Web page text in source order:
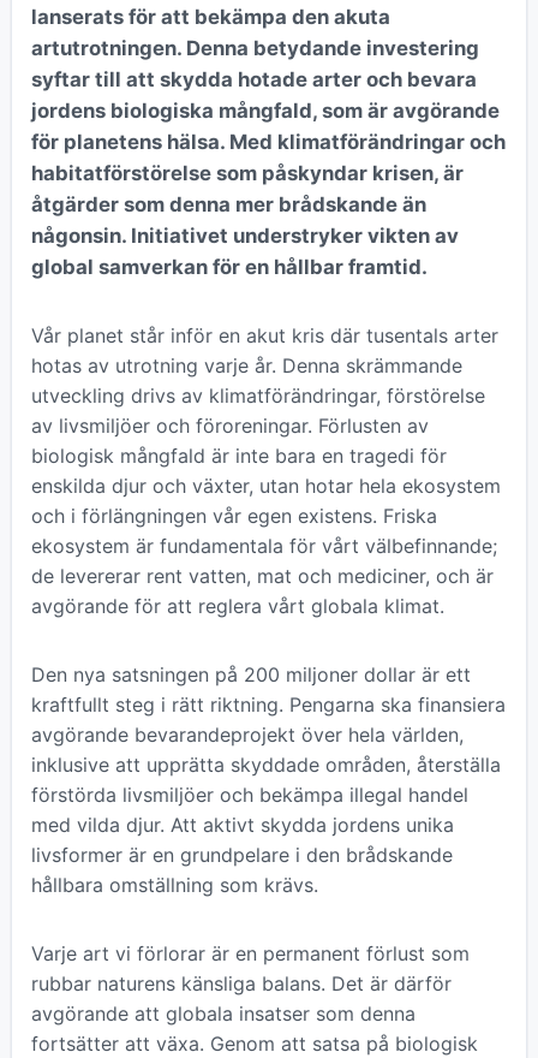
lanserats för att bekämpa den akuta
artutrotningen. Denna betydande investering
syftar till att skydda hotade arter och bevara
jordens biologiska mångfald, som är avgörande
för planetens hälsa. Med klimatförändringar och
habitatförstörelse som påskyndar krisen, är
åtgärder som denna mer brådskande än
någonsin. Initiativet understryker vikten av
global samverkan för en hållbar framtid.
Vår planet står inför en akut kris där tusentals arter
hotas av utrotning varje år. Denna skrämmande
utveckling drivs av klimatförändringar, förstörelse
av livsmiljöer och föroreningar. Förlusten av
biologisk mångfald är inte bara en tragedi för
enskilda djur och växter, utan hotar hela ekosystem
och i förlängningen vår egen existens. Friska
ekosystem är fundamentala för vårt välbefinnande;
de levererar rent vatten, mat och mediciner, och är
avgörande för att reglera vårt globala klimat.
Den nya satsningen på 200 miljoner dollar är ett
kraftfullt steg i rätt riktning. Pengarna ska finansiera
avgörande bevarandeprojekt över hela världen,
inklusive att upprätta skyddade områden, återställa
förstörda livsmiljöer och bekämpa illegal handel
med vilda djur. Att aktivt skydda jordens unika
livsformer är en grundpelare i den brådskande
hållbara omställning som krävs.
Varje art vi förlorar är en permanent förlust som
rubbar naturens känsliga balans. Det är därför
avgörande att globala insatser som denna
fortsätter att växa. Genom att satsa på biologisk